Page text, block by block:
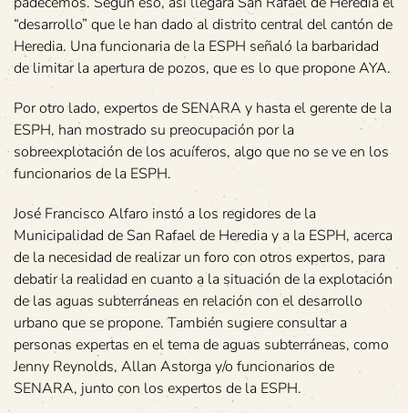
“desarrollo” que le han dado al distrito central del cantón de
Heredia. Una funcionaria de la ESPH señaló la barbaridad
de limitar la apertura de pozos, que es lo que propone AYA.
Por otro lado, expertos de SENARA y hasta el gerente de la
ESPH, han mostrado su preocupación por la
sobreexplotación de los acuíferos, algo que no se ve en los
funcionarios de la ESPH.
José Francisco Alfaro instó a los regidores de la
Municipalidad de San Rafael de Heredia y a la ESPH, acerca
de la necesidad de realizar un foro con otros expertos, para
debatir la realidad en cuanto a la situación de la explotación
de las aguas subterráneas en relación con el desarrollo
urbano que se propone. También sugiere consultar a
personas expertas en el tema de aguas subterráneas, como
Jenny Reynolds, Allan Astorga y/o funcionarios de
SENARA, junto con los expertos de la ESPH.